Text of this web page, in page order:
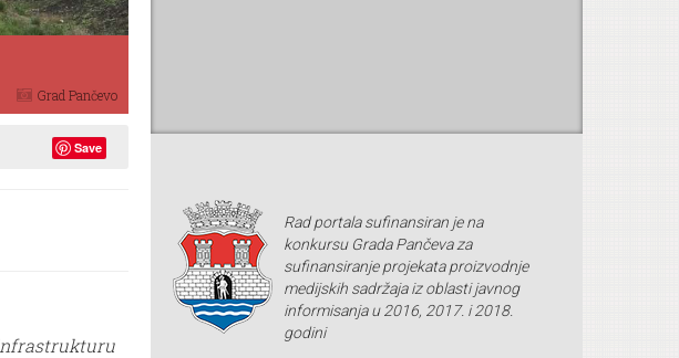
Grad Pančevo
Save
Rad portala sufinansiran je na
konkursu Grada Pančeva za
sufinansiranje projekata proizvodnje
medijskih sadržaja iz oblasti javnog
informisanja u 2016, 2017. i 2018.
godini